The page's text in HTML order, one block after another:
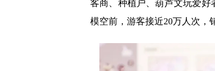
客商、种植户、葫芦文玩爱
模空前，游客接近20万人次，